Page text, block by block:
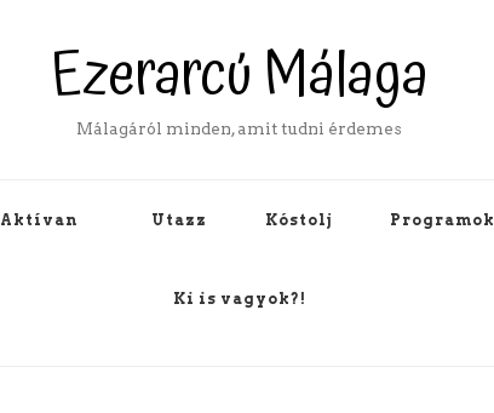
Ezerarcú Málaga
Málagáról minden, amit tudni érdemes
Aktívan Utazz Kóstolj Programok
Ki is vagyok?!